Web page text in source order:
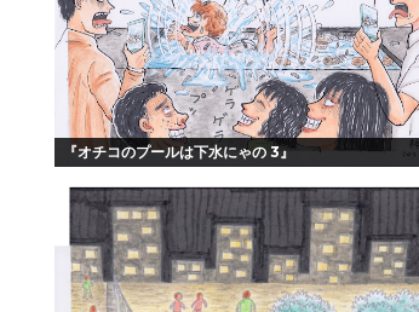
『オチコのプールは下水にゃの 3』